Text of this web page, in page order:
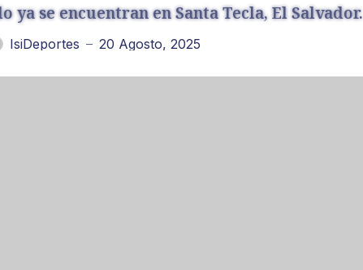
ya se encuentran en Santa Tecla, El Salvador.
IsiDeportes — 20 Agosto, 2025